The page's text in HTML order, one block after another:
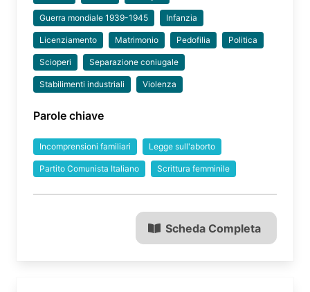
Guerra mondiale 1939-1945 Infanzia
Licenziamento Matrimonio Pedofilia Politica
Scioperi Separazione coniugale
Stabilimenti industriali Violenza
Parole chiave
Incomprensioni familiari Legge sull'aborto
Partito Comunista Italiano Scrittura femminile
Scheda Completa